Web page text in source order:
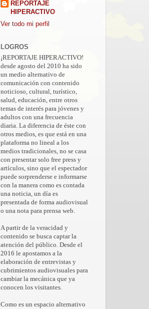
REPORTAJE
HIPERACTIVO
Ver todo mi perfil
LOGROS
¡REPORTAJE HIPERACTIVO!
desde agosto del 2010 ha sido
un medio alternativo de
comunicación con contenido
noticioso, cultural, turístico,
salud, educación, entre otros
temas de interés para jóvenes y
adultos con una frecuencia
diaria. La diferencia de éste con
otros medios, es que está en una
plataforma no lineal a los
medios tradicionales, no se casa
con presentar solo free press y
artículos, sino que el espectador
puede sorprenderse e informarse
con la manera como es contada
una noticia, un día es
presentada de forma audiovisual
o una nota para prensa web.
A partir de la veracidad y
contenido se busca captar la
atención del público. Desde el
2016 le apostamos a la
elaboración de entrevistas y
cubrimientos audiovisuales para
cambiar la mecánica que ya
conocen los visitantes.
Como es un espacio alternativo